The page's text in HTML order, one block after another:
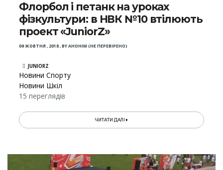
Флорбол і петанк на уроках
фізкультури: в НВК №10 втілюють
проект «JuniorZ»
09 ЖОВТНЯ , 2018,BYАНОНІМ (НЕ ПЕРЕВІРЕНО)
JUNIORZ
Новини Спорту
Новини Шкіл
15 переглядів
ЧИТАТИ ДАЛІ